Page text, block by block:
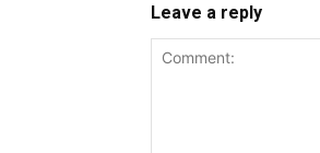
Leave a reply